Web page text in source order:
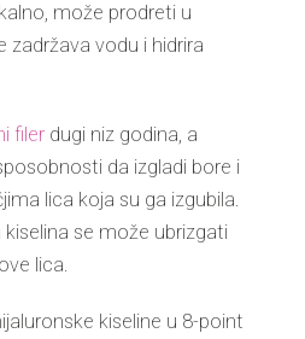
može prodreti u
zadržava vodu i hidrira
filer dugi niz godina, a
da izgladi bore i
lica koja su ga izgubila.
se može ubrizgati
lica.
kiseline u 8-point